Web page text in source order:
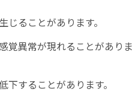
じることがあります。
覚異常が現れることがありま
下することがあります。